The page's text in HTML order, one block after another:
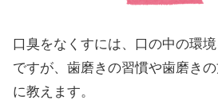
口臭をなくすには、口の中の環
ですが、歯磨きの習慣や歯磨き
に教えます。